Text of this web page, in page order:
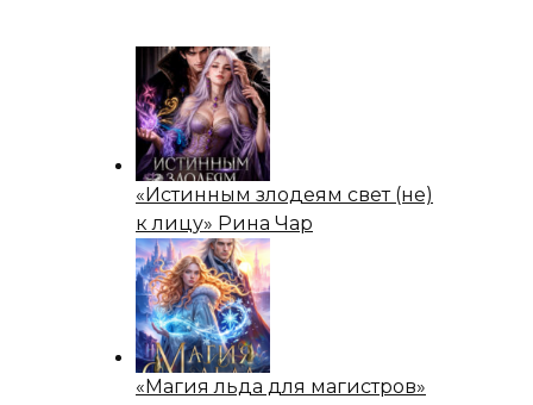
«Истинным злодеям свет (не)
к лицу» Рина Чар
«Магия льда для магистров»